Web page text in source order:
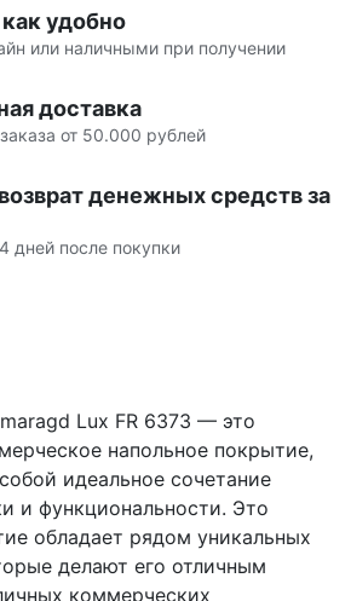
удобно
или наличными при получении
доставка
от 50.000 рублей
денежных средств за
дней после покупки
Lux FR 6373 — это
напольное покрытие,
идеальное сочетание
и функциональности. Это
обладает рядом уникальных
делают его отличным
коммерческих